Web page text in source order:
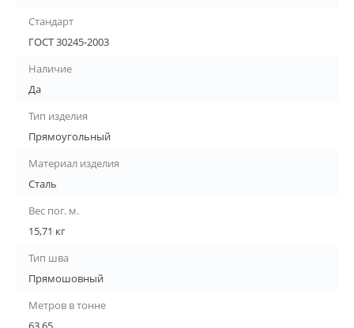
Стандарт
ГОСТ 30245-2003
Наличие
Да
Тип изделия
Прямоугольный
Материал изделия
Сталь
Вес пог. м.
15,71 кг
Тип шва
Прямошовный
Метров в тонне